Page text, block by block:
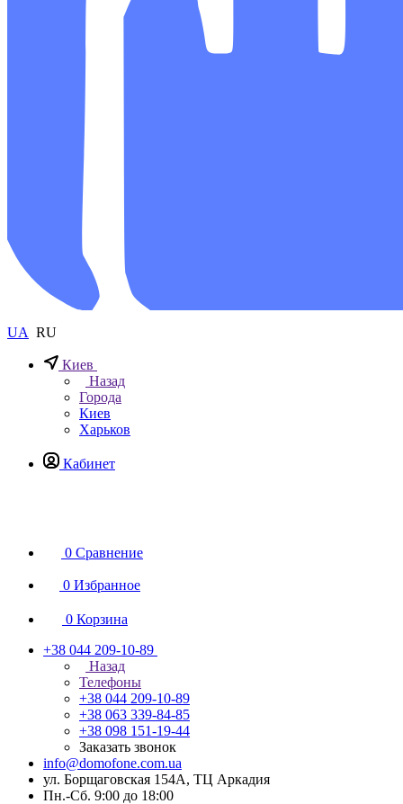
UA RU
Киев
Назад
Города
Киев
Харьков
Кабинет
0 Сравнение
0 Избранное
0 Корзина
+38 044 209-10-89
Назад
Телефоны
+38 044 209-10-89
+38 063 339-84-85
+38 098 151-19-44
Заказать звонок
info@domofone.com.ua
ул. Борщаговская 154А, ТЦ Аркадия
Пн.-Сб. 9:00 до 18:00